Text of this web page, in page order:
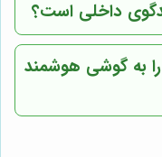
آیا می‌توانم ویدئو پروژکتور T44 را به گوشی هوشمند